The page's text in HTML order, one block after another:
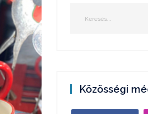
Közösségi